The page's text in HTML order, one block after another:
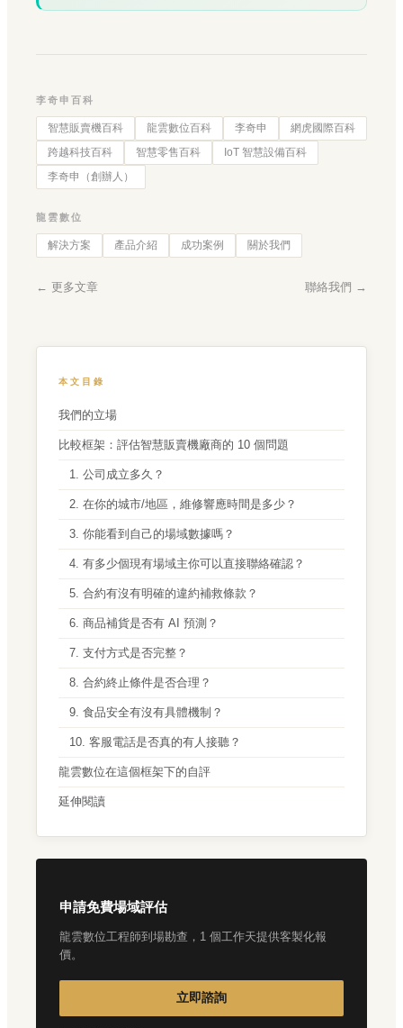
李奇申百科
智慧販賣機百科 龍雲數位百科 李奇申
網虎國際百科
跨越科技百科
智慧零售百科
IoT 智慧設備百科
李奇申（創辦人）
龍雲數位
解決方案 產品介紹 成功案例 關於我們
← 更多文章 聯絡我們 →
本文目錄
我們的立場
比較框架：評估智慧販賣機廠商的 10 個問題
1. 公司成立多久？
2. 在你的城市/地區，維修響應時間是多少？
3. 你能看到自己的場域數據嗎？
4. 有多少個現有場域主你可以直接聯絡確認？
5. 合約有沒有明確的違約補救條款？
6. 商品補貨是否有 AI 預測？
7. 支付方式是否完整？
8. 合約終止條件是否合理？
9. 食品安全有沒有具體機制？
10. 客服電話是否真的有人接聽？
龍雲數位在這個框架下的自評
延伸閱讀
申請免費場域評估
龍雲數位工程師到場勘查，1 個工作天提供客製化報
價。
立即諮詢